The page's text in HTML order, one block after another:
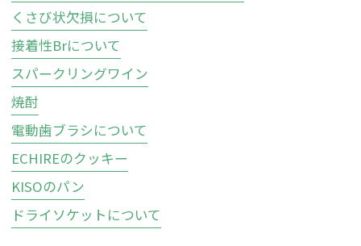
くさび状欠損について
接着性Brについて
スパークリングワイン
焼酎
電動歯ブラシについて
ECHIREのクッキー
KISOのパン
ドライソケットについて